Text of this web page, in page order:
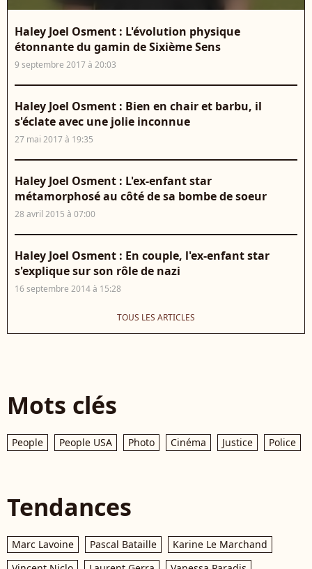
Haley Joel Osment : L'évolution physique
étonnante du gamin de Sixième Sens
9 septembre 2017 à 20:03
Haley Joel Osment : Bien en chair et barbu, il
s'éclate avec une jolie inconnue
27 mai 2017 à 19:35
Haley Joel Osment : L'ex-enfant star
métamorphosé au côté de sa bombe de soeur
28 avril 2015 à 07:00
Haley Joel Osment : En couple, l'ex-enfant star
s'explique sur son rôle de nazi
16 septembre 2014 à 15:28
TOUS LES ARTICLES
Mots clés
People People USA Photo Cinéma Justice Police
Tendances
Marc Lavoine Pascal Bataille
Karine Le Marchand